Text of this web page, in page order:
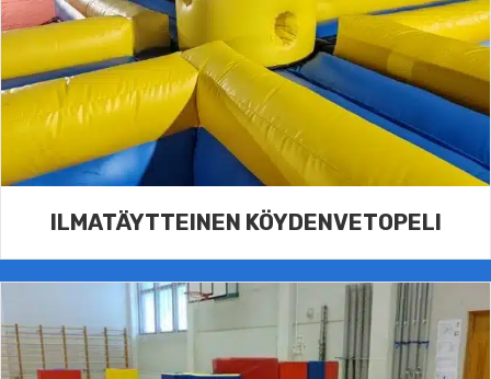
ILMATÄYTTEINEN KÖYDENVETOPELI